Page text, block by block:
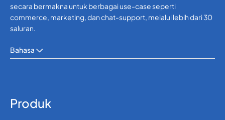
secara bermakna untuk berbagai use-case seperti
commerce, marketing, dan chat-support, melalui lebih dari 30
saluran.
Bahasa
Produk